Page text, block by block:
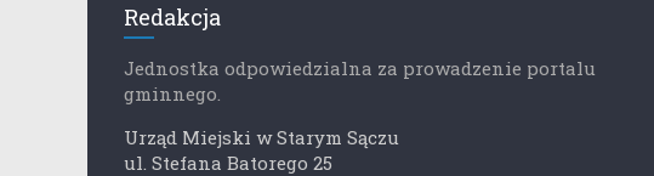
Redakcja
Jednostka odpowiedzialna za prowadzenie portalu
gminnego.
Urząd Miejski w Starym Sączu
ul. Stefana Batorego 25